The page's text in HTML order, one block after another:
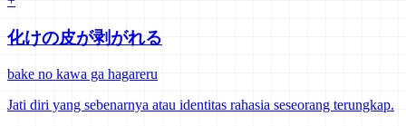
化けの皮が剥がれる
bake no kawa ga hagareru
Jati diri yang sebenarnya atau identitas rahasia seseorang terungkap.